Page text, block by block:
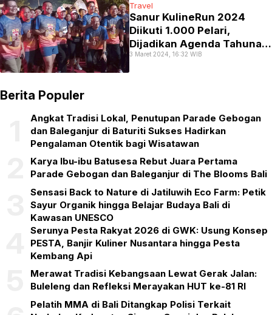
Travel
Sanur KulineRun 2024
Diikuti 1.000 Pelari,
Dijadikan Agenda Tahunan
‘Sport Tourism’
3 Maret 2024, 16:32 WIB
Berita Populer
Angkat Tradisi Lokal, Penutupan Parade Gebogan
dan Baleganjur di Baturiti Sukses Hadirkan
Pengalaman Otentik bagi Wisatawan
Karya Ibu-ibu Batusesa Rebut Juara Pertama
Parade Gebogan dan Baleganjur di The Blooms Bali
Sensasi Back to Nature di Jatiluwih Eco Farm: Petik
Sayur Organik hingga Belajar Budaya Bali di
Kawasan UNESCO
Serunya Pesta Rakyat 2026 di GWK: Usung Konsep
PESTA, Banjir Kuliner Nusantara hingga Pesta
Kembang Api
Merawat Tradisi Kebangsaan Lewat Gerak Jalan:
Buleleng dan Refleksi Merayakan HUT ke-81 RI
Pelatih MMA di Bali Ditangkap Polisi Terkait